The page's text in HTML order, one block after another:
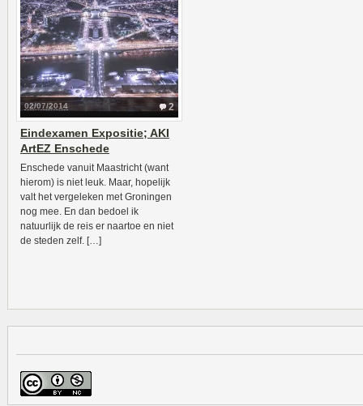
2
02/07/2014
Eindexamen Expositie; AKI
ArtEZ Enschede
Enschede vanuit Maastricht (want
hierom) is niet leuk. Maar, hopelijk
valt het vergeleken met Groningen
nog mee. En dan bedoel ik
natuurlijk de reis er naartoe en niet
de steden zelf. […]